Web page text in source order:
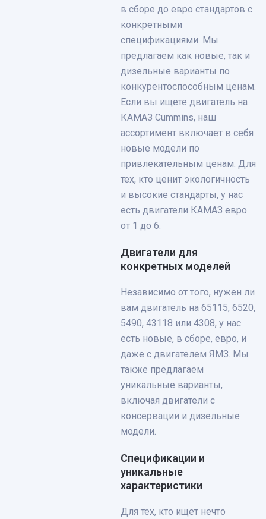
в сборе до евро стандартов с
конкретными
спецификациями. Мы
предлагаем как новые, так и
дизельные варианты по
конкурентоспособным ценам.
Если вы ищете двигатель на
КАМАЗ Cummins, наш
ассортимент включает в себя
новые модели по
привлекательным ценам. Для
тех, кто ценит экологичность
и высокие стандарты, у нас
есть двигатели КАМАЗ евро
от 1 до 6.
Двигатели для
конкретных моделей
Независимо от того, нужен ли
вам двигатель на 65115, 6520,
5490, 43118 или 4308, у нас
есть новые, в сборе, евро, и
даже с двигателем ЯМЗ. Мы
также предлагаем
уникальные варианты,
включая двигатели с
консервации и дизельные
модели.
Спецификации и
уникальные
характеристики
Для тех, кто ищет нечто